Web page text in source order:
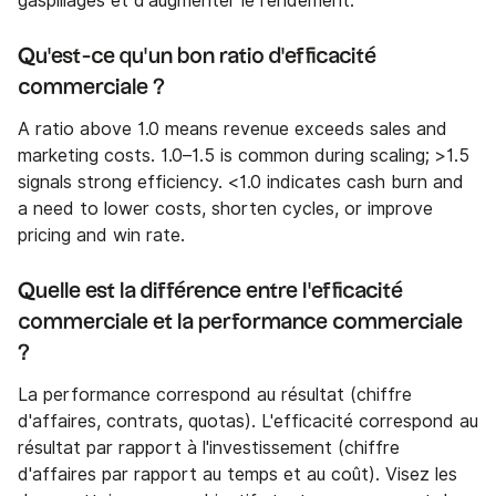
Qu'est-ce qu'un bon ratio d'efficacité
commerciale ?
A ratio above 1.0 means revenue exceeds sales and
marketing costs. 1.0–1.5 is common during scaling; >1.5
signals strong efficiency. <1.0 indicates cash burn and
a need to lower costs, shorten cycles, or improve
pricing and win rate.
Quelle est la différence entre l'efficacité
commerciale et la performance commerciale
?
La performance correspond au résultat (chiffre
d'affaires, contrats, quotas). L'efficacité correspond au
résultat par rapport à l'investissement (chiffre
d'affaires par rapport au temps et au coût). Visez les